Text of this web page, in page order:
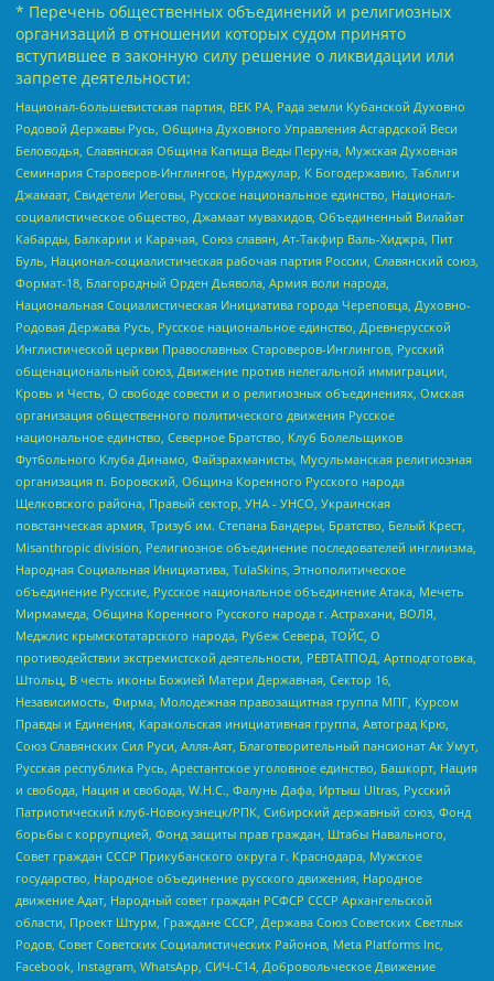
* Перечень общественных объединений и религиозных
организаций в отношении которых судом принято
вступившее в законную силу решение о ликвидации или
запрете деятельности:
Национал-большевистская партия, ВЕК РА, Рада земли Кубанской Духовно
Родовой Державы Русь, Община Духовного Управления Асгардской Веси
Беловодья, Славянская Община Капища Веды Перуна, Мужская Духовная
Семинария Староверов-Инглингов, Нурджулар, К Богодержавию, Таблиги
Джамаат, Свидетели Иеговы, Русское национальное единство, Национал-
социалистическое общество, Джамаат мувахидов, Объединенный Вилайат
Кабарды, Балкарии и Карачая, Союз славян, Ат-Такфир Валь-Хиджра, Пит
Буль, Национал-социалистическая рабочая партия России, Славянский союз,
Формат-18, Благородный Орден Дьявола, Армия воли народа,
Национальная Социалистическая Инициатива города Череповца, Духовно-
Родовая Держава Русь, Русское национальное единство, Древнерусской
Инглистической церкви Православных Староверов-Инглингов, Русский
общенациональный союз, Движение против нелегальной иммиграции,
Кровь и Честь, О свободе совести и о религиозных объединениях, Омская
организация общественного политического движения Русское
национальное единство, Северное Братство, Клуб Болельщиков
Футбольного Клуба Динамо, Файзрахманисты, Мусульманская религиозная
организация п. Боровский, Община Коренного Русского народа
Щелковского района, Правый сектор, УНА - УНСО, Украинская
повстанческая армия, Тризуб им. Степана Бандеры, Братство, Белый Крест,
Misanthropic division, Религиозное объединение последователей инглиизма,
Народная Социальная Инициатива, TulaSkins, Этнополитическое
объединение Русские, Русское национальное объединение Атака, Мечеть
Мирмамеда, Община Коренного Русского народа г. Астрахани, ВОЛЯ,
Меджлис крымскотатарского народа, Рубеж Севера, ТОЙС, О
противодействии экстремистской деятельности, РЕВТАТПОД, Артподготовка,
Штольц, В честь иконы Божией Матери Державная, Сектор 16,
Независимость, Фирма, Молодежная правозащитная группа МПГ, Курсом
Правды и Единения, Каракольская инициативная группа, Автоград Крю,
Союз Славянских Сил Руси, Алля-Аят, Благотворительный пансионат Ак Умут,
Русская республика Русь, Арестантское уголовное единство, Башкорт, Нация
и свобода, Нация и свобода, W.H.С., Фалунь Дафа, Иртыш Ultras, Русский
Патриотический клуб-Новокузнецк/РПК, Сибирский державный союз, Фонд
борьбы с коррупцией, Фонд защиты прав граждан, Штабы Навального,
Совет граждан СССР Прикубанского округа г. Краснодара, Мужское
государство, Народное объединение русского движения, Народное
движение Адат, Народный совет граждан РСФСР СССР Архангельской
области, Проект Штурм, Граждане СССР, Держава Союз Советских Светлых
Родов, Совет Советских Социалистических Районов, Meta Platforms Inc,
Facebook, Instagram, WhatsApp, СИЧ-С14, Добровольческое Движение